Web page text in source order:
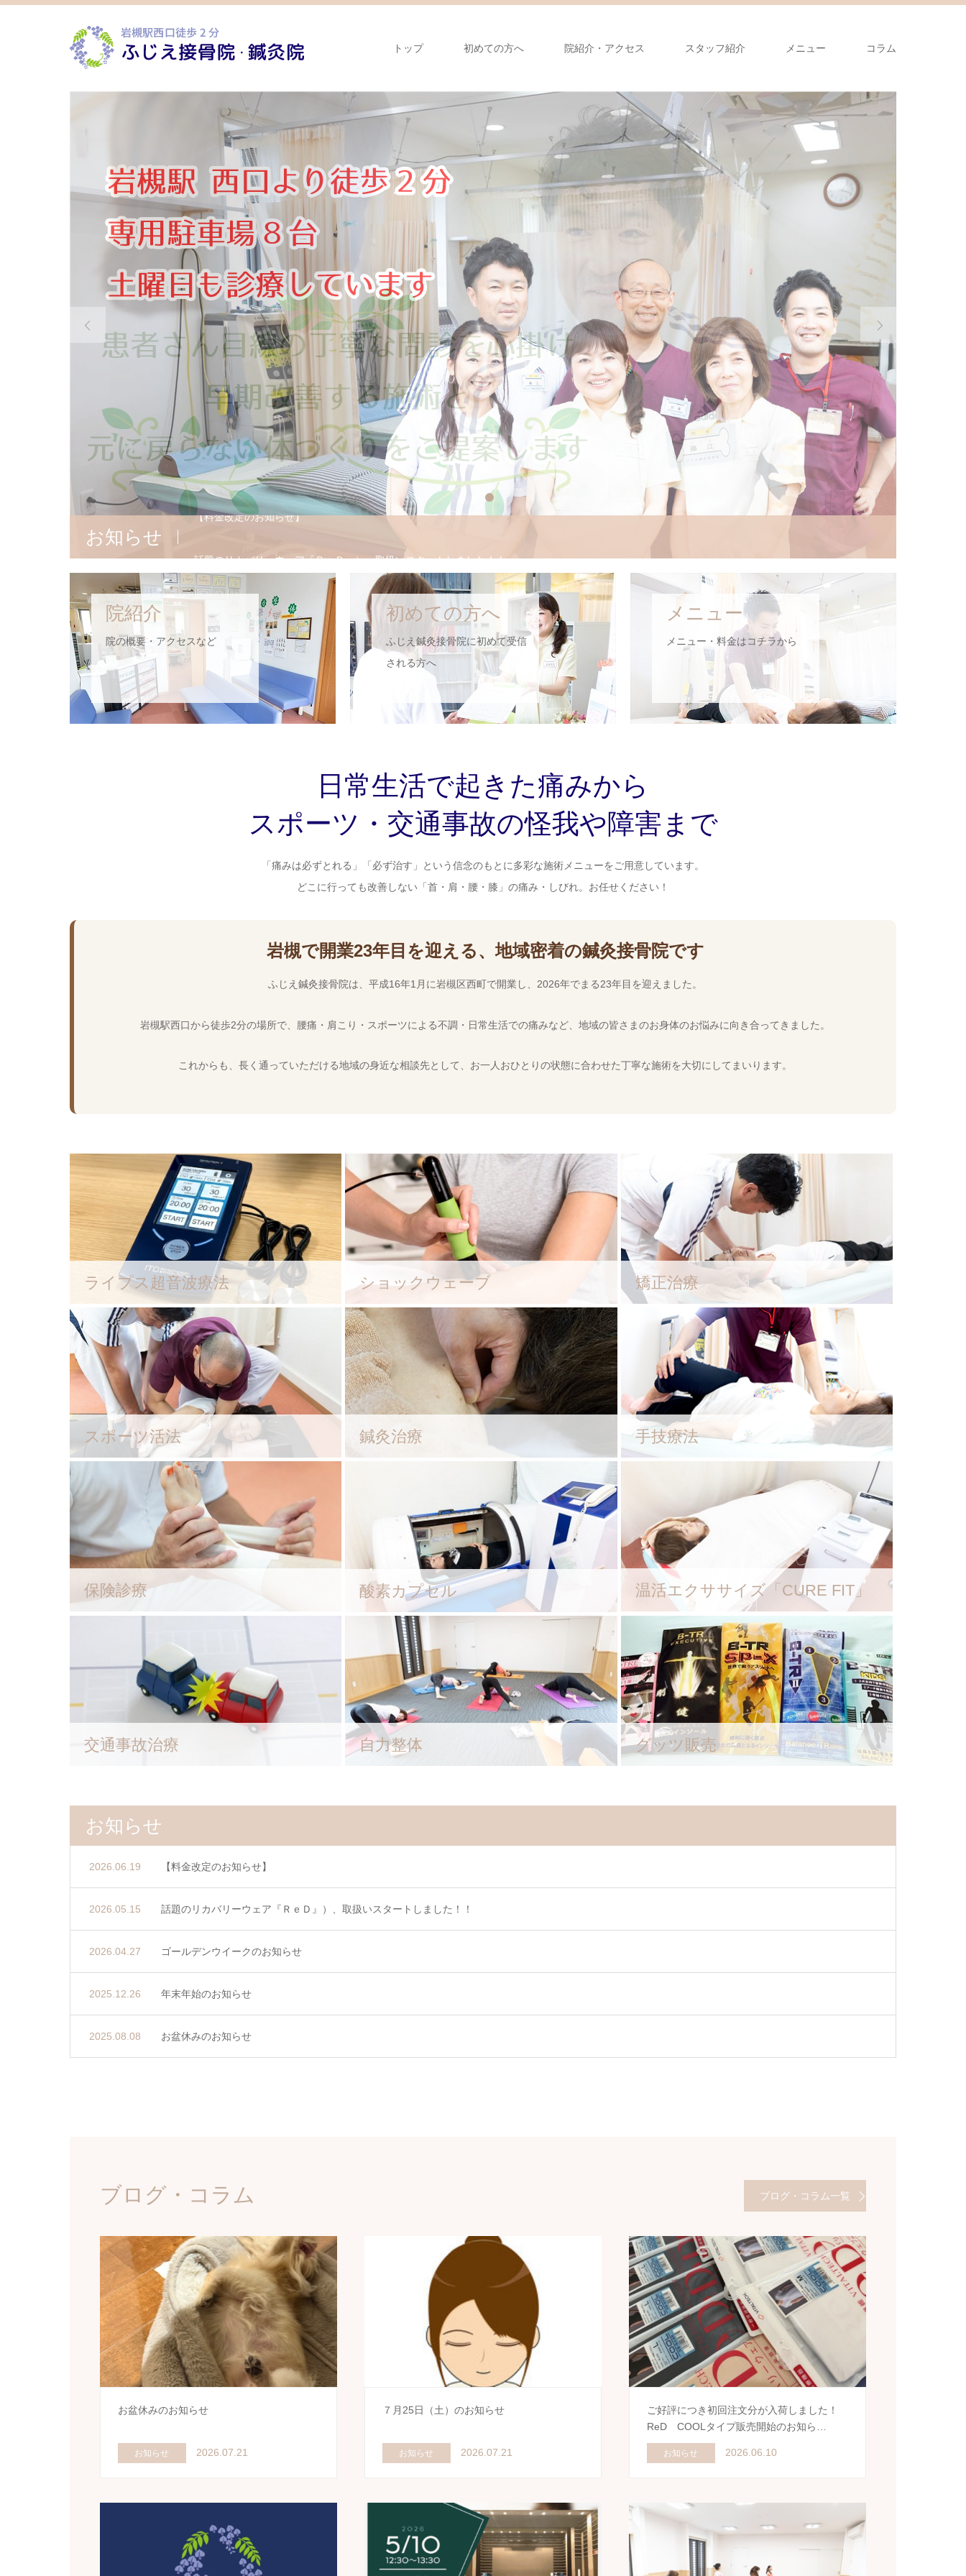
トップ 初めての方へ 院紹介・アクセス スタッフ紹介 メニュー コラム
 
1 2
お知らせ
ゴールデンウイークのお知らせ
年末年始のお知らせ
お盆休みのお知らせ
【料金改定のお知らせ】
院紹介
院の概要・アクセスなど
初めての方へ
ふじえ鍼灸接骨院に初めて受信
される方へ
メニュー
メニュー・料金はコチラから
日常生活で起きた痛みから
スポーツ・交通事故の怪我や障害まで
「痛みは必ずとれる」「必ず治す」という信念のもとに多彩な施術メニューをご用意しています。
どこに行っても改善しない「首・肩・腰・膝」の痛み・しびれ。お任せください！
岩槻で開業23年目を迎える、地域密着の鍼灸接骨院です
ふじえ鍼灸接骨院は、平成16年1月に岩槻区西町で開業し、2026年でまる23年目を迎えました。
岩槻駅西口から徒歩2分の場所で、腰痛・肩こり・スポーツによる不調・日常生活での痛みなど、地域の皆さまのお身体のお悩みに向き合ってきました。
これからも、長く通っていただける地域の身近な相談先として、お一人おひとりの状態に合わせた丁寧な施術を大切にしてまいります。
ライプス超音波療法 ショックウェーブ 矯正治療
スポーツ活法 鍼灸治療 手技療法
保険診療 酸素カプセル 温活エクササイズ「CURE FIT」
交通事故治療 自力整体 グッツ販売
お知らせ
2026.06.19 【料金改定のお知らせ】
2026.05.15 話題のリカバリーウェア『ＲｅＤ』）、取扱いスタートしました！！
2026.04.27 ゴールデンウイークのお知らせ
2025.12.26 年末年始のお知らせ
2025.08.08 お盆休みのお知らせ
ブログ・コラム ブログ・コラム一覧
お盆休みのお知らせ
お知らせ 2026.07.21
７月25日（土）のお知らせ
お知らせ 2026.07.21
ご好評につき初回注文分が入荷しました！
ReD COOLタイプ販売開始のお知ら…
お知らせ 2026.06.10